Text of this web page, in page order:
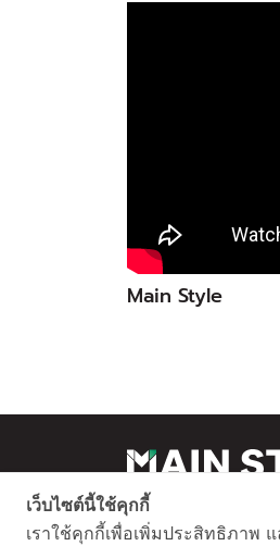
Main Style
เว็บไซต์นี้ใช้คุกกี้
เราใช้คุกกี้เพื่อเพิ่มประสิทธิภาพ